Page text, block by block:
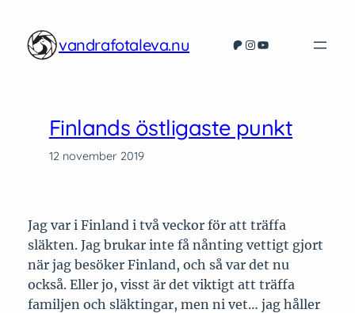
innehåll
vandrafotaleva.nu Patreon
Instagram
YouTube
Finlands östligaste punkt
12 november 2019
Jag var i Finland i två veckor för att träffa
släkten. Jag brukar inte få nånting vettigt gjort
när jag besöker Finland, och så var det nu
också. Eller jo, visst är det viktigt att träffa
familjen och släktingar, men ni vet… jag håller